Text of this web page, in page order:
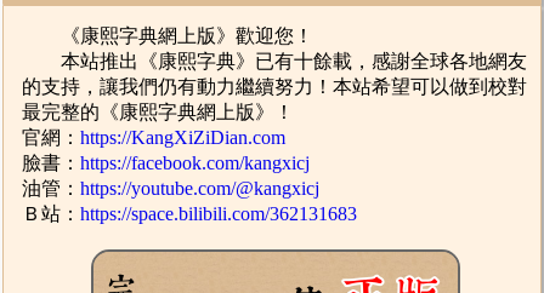
《康熙字典網上版》歡迎您！
本站推出《康熙字典》已有十餘載，感謝全球各地網友
的支持，讓我們仍有動力繼續努力！本站希望可以做到校對
最完整的《康熙字典網上版》！
官網：https://KangXiZiDian.com
臉書：https://facebook.com/kangxicj
油管：https://youtube.com/@kangxicj
Ｂ站：https://space.bilibili.com/362131683